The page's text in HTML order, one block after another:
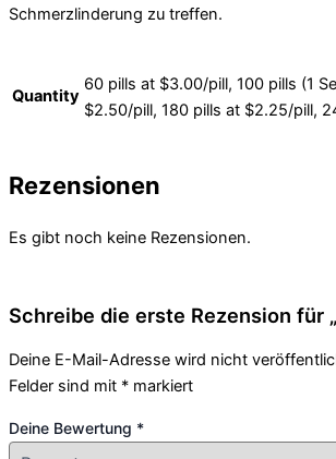
Schmerzlinderung zu treffen.
Quantity
60 pills at $3.00/pill, 100 pills (1
$2.50/pill, 180 pills at $2.25/pill,
Rezensionen
Es gibt noch keine Rezensionen.
Schreibe die erste Rezension für
Deine E-Mail-Adresse wird nicht
Felder sind mit * markiert
Deine Bewertung *